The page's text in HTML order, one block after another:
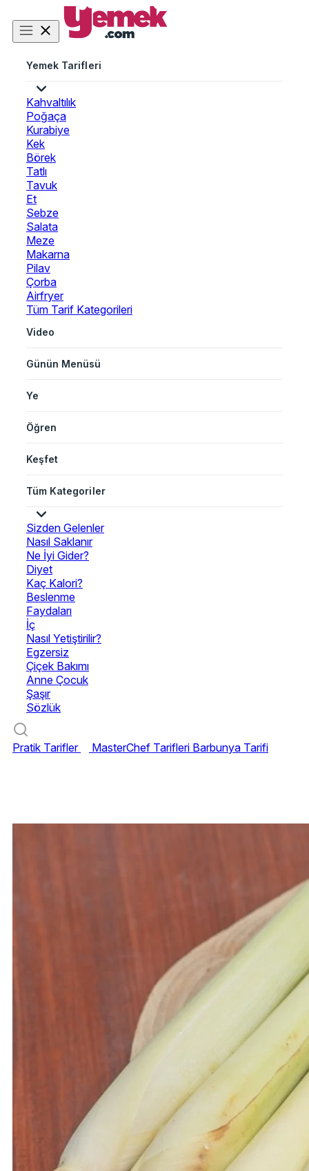
Yemek Tarifleri
Kahvaltılık
Poğaça
Kurabiye
Kek
Börek
Tatlı
Tavuk
Et
Sebze
Salata
Meze
Makarna
Pilav
Çorba
Airfryer
Tüm Tarif Kategorileri
Video
Günün Menüsü
Ye
Öğren
Keşfet
Tüm Kategoriler
Sizden Gelenler
Nasıl Saklanır
Ne İyi Gider?
Diyet
Kaç Kalori?
Beslenme
Faydaları
İç
Nasıl Yetiştirilir?
Egzersiz
Çiçek Bakımı
Anne Çocuk
Şaşır
Sözlük
Pratik Tarifler MasterChef Tarifleri Barbunya Tarifi